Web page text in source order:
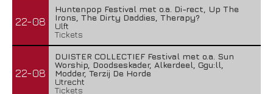
22-08
Huntenpop Festival met o.a. Di-rect, Up The
Irons, The Dirty Daddies, Therapy?
Ulft
Tickets
22-08
DUISTER COLLECTIEF Festival met o.a. Sun
Worship, Doodseskader, Alkerdeel, Ggu:ll,
Modder, Terzij De Horde
Utrecht
Tickets